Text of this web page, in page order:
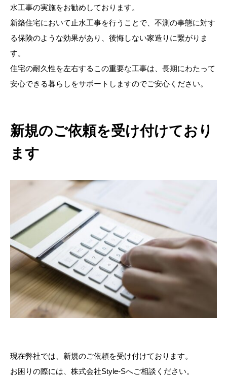
水工事の実施をお勧めしております。
新築住宅において止水工事を行うことで、不測の事態に対す
る保険のような効果があり、後悔しない家造りに繋がりま
す。
住宅の耐久性を左右するこの重要な工事は、長期にわたって
安心できる暮らしをサポートしますのでご安心ください。
新規のご依頼を受け付けており
ます
現在弊社では、新規のご依頼を受け付けております。
お困りの際には、株式会社Style-Sへご相談ください。